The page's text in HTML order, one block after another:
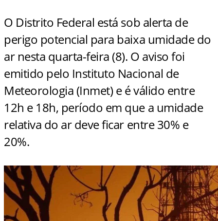
O Distrito Federal está sob alerta de
perigo potencial para baixa umidade do
ar nesta quarta-feira (8). O aviso foi
emitido pelo Instituto Nacional de
Meteorologia (Inmet) e é válido entre
12h e 18h, período em que a umidade
relativa do ar deve ficar entre 30% e
20%.